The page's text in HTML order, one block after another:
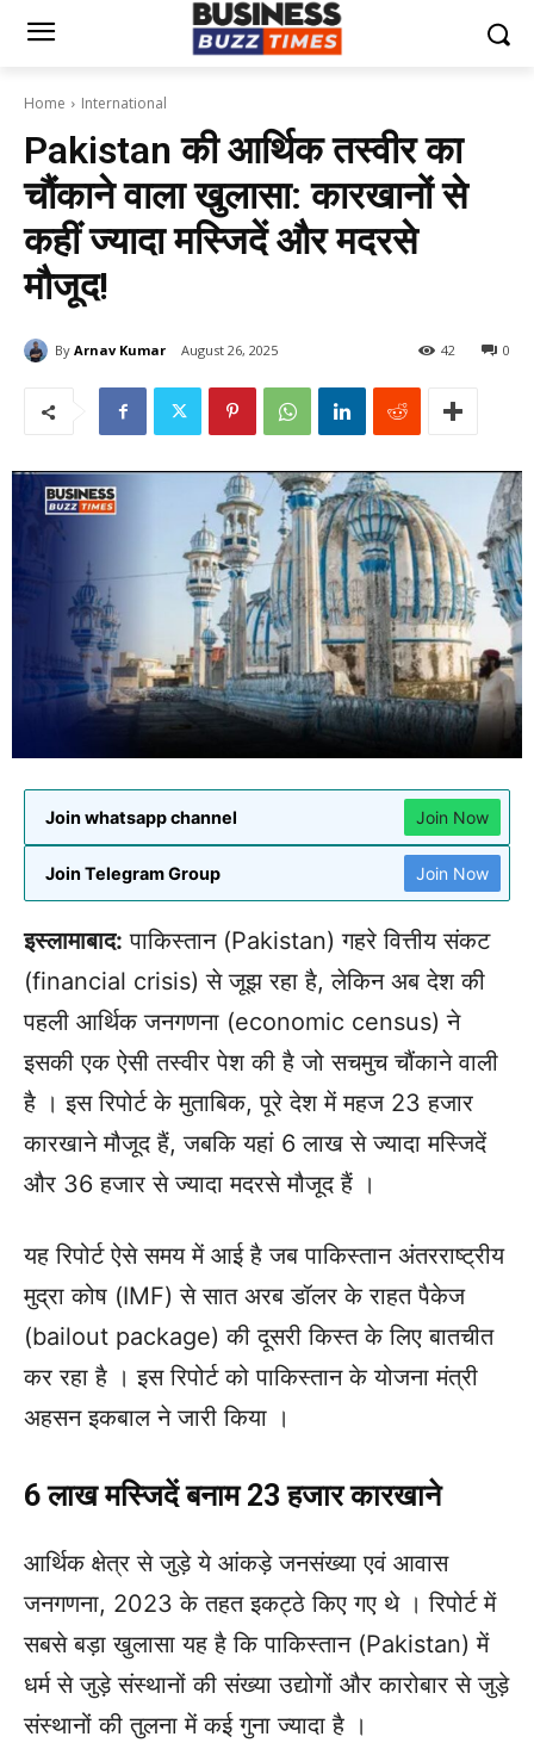
Home International
Pakistan की आर्थिक तस्वीर का
चौंकाने वाला खुलासा: कारखानों से
कहीं ज्यादा मस्जिदें और मदरसे
मौजूद!
By Arnav Kumar August 26, 2025 0
42
Join whatsapp channel Join Now
Join Telegram Group Join Now
इस्लामाबाद: पाकिस्तान (Pakistan) गहरे वित्तीय संकट
(financial crisis) से जूझ रहा है, लेकिन अब देश की
पहली आर्थिक जनगणना (economic census) ने
इसकी एक ऐसी तस्वीर पेश की है जो सचमुच चौंकाने वाली
है । इस रिपोर्ट के मुताबिक, पूरे देश में महज 23 हजार
कारखाने मौजूद हैं, जबकि यहां 6 लाख से ज्यादा मस्जिदें
और 36 हजार से ज्यादा मदरसे मौजूद हैं ।
यह रिपोर्ट ऐसे समय में आई है जब पाकिस्तान अंतरराष्ट्रीय
मुद्रा कोष (IMF) से सात अरब डॉलर के राहत पैकेज
(bailout package) की दूसरी किस्त के लिए बातचीत
कर रहा है । इस रिपोर्ट को पाकिस्तान के योजना मंत्री
अहसन इकबाल ने जारी किया ।
6 लाख मस्जिदें बनाम 23 हजार कारखाने
आर्थिक क्षेत्र से जुड़े ये आंकड़े जनसंख्या एवं आवास
जनगणना, 2023 के तहत इकट्ठे किए गए थे । रिपोर्ट में
सबसे बड़ा खुलासा यह है कि पाकिस्तान (Pakistan) में
धर्म से जुड़े संस्थानों की संख्या उद्योगों और कारोबार से जुड़े
संस्थानों की तुलना में कई गुना ज्यादा है ।